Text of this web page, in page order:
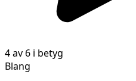
4 av 6 i betyg
Blang